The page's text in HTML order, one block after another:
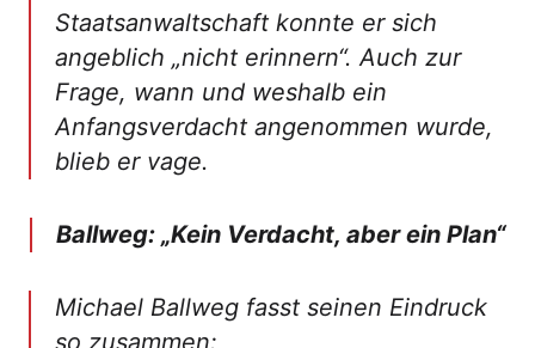
Staatsanwaltschaft konnte er sich
angeblich „nicht erinnern“. Auch zur
Frage, wann und weshalb ein
Anfangsverdacht angenommen wurde,
blieb er vage.
Ballweg: „Kein Verdacht, aber ein Plan“
Michael Ballweg fasst seinen Eindruck
so zusammen: